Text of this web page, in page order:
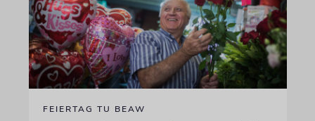
FEIERTAG TU BEAW